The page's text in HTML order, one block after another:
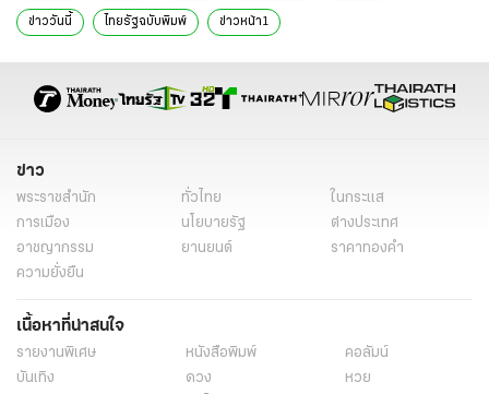
ข่าววันนี้ ไทยรัฐฉบับพิมพ์ ข่าวหน้า1
ข่าว
พระราชสำนัก ทั่วไทย
ในกระแส
การเมือง
นโยบายรัฐ
ต่างประเทศ
อาชญากรรม
ยานยนต์
ราคาทองคำ
ความยั่งยืน
เนื้อหาที่น่าสนใจ
รายงานพิเศษ หนังสือพิมพ์
คอลัมน์
บันเทิง
ดวง
หวย